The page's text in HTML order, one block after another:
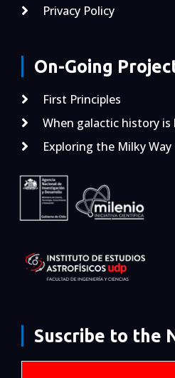
Privacy Policy
On-Going
First Principles
When galactic history is
Exploring the Milky Way
Suscribe to the